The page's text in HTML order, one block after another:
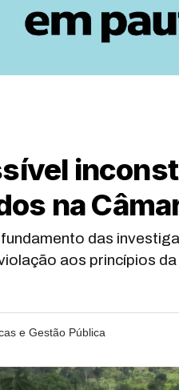
na
das
aos princípios
e Gestão Pública